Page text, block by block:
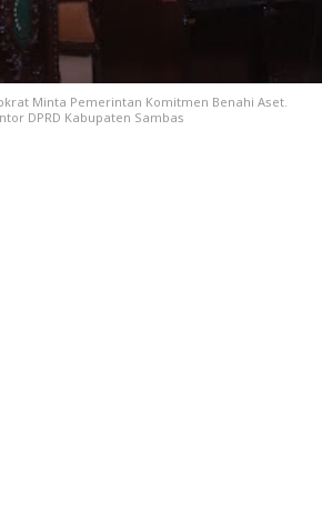
Minta Pemerintan Komitmen Benahi Aset.
DPRD Kabupaten Sambas